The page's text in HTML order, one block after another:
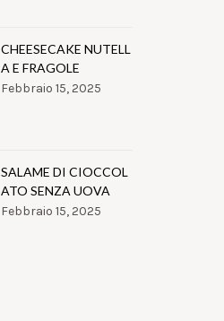
CHEESECAKE NUTELL
A E FRAGOLE
Febbraio 15, 2025
SALAME DI CIOCCOL
ATO SENZA UOVA
Febbraio 15, 2025